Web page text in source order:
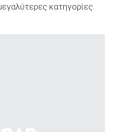
κατηγορίες.